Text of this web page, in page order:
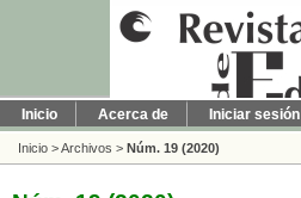
Inicio Acerca de Iniciar sesión
Inicio >Archivos > Núm. 19 (2020)